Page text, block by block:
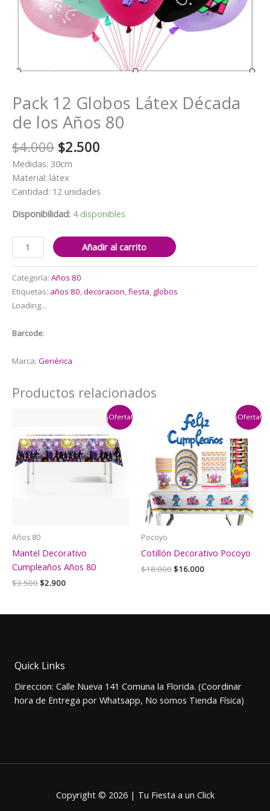
Pack 12 Globos Látex Década
de los Años 80
$4.000 El
precio
original
era:
$2.500
es:
Medidas: 30cm
Material: látex
Cantidad: 12 unidades
Disponibilidad: 4 disponibles
Pack
12
Globos
Látex
Década
de
Años
cantidad
Añadir al carrito
Categoría: Años 80
Etiquetas: años 80,decoracion,fiesta, globos
Loading...
Barcode:
Marca: Genérica
Productos relacionados
¡Oferta!
Años 80
Mantel Decorativo
Cumpleaños Años 80
$3.500El
era:
$2.900El
es:
¡Oferta!
Pocoyo
Cotillón Decorativo Pocoyo
$18.000El
$16.000El
Quick Links
Direccion: Calle Nueva 141 Comuna la Florida. (Coordinar
hora de Entrega por Whatsapp, No somos Tienda Física)
Copyright © 2026 | Tu Fiesta a un Click